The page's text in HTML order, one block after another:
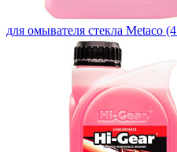
для омывателя стекла Metaco